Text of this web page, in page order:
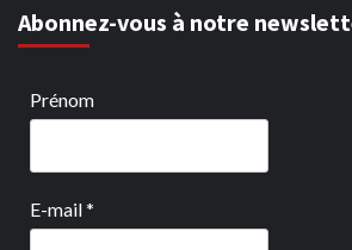
Abonnez-vous à notre
Prénom
E-mail*